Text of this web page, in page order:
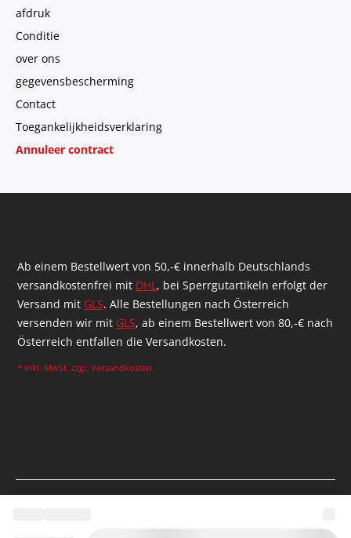
afdruk
Conditie
over ons
gegevensbescherming
Contact
Toegankelijkheidsverklaring
Annuleer contract
Ab einem Bestellwert von 50,-€ innerhalb Deutschlands
versandkostenfrei mit DHL, bei Sperrgutartikeln erfolgt der
Versand mit GLS. Alle Bestellungen nach Österreich
versenden wir mit GLS, ab einem Bestellwert von 80,-€ nach
Österreich entfallen die Versandkosten.
* inkl. MwSt. zzgl. Versandkosten